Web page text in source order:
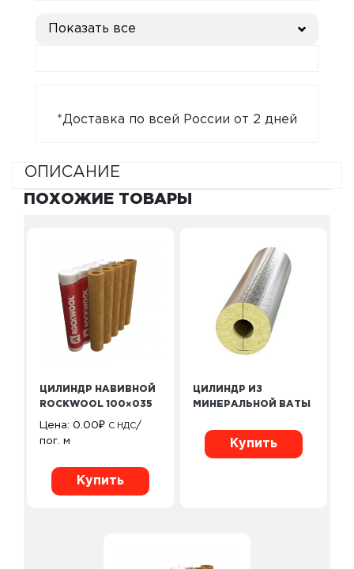
Показать все
*Доставка по всей России от 2 дней
ОПИСАНИЕ
ПОХОЖИЕ ТОВАРЫ
ЦИЛИНДР НАВИВНОЙ
ROCKWOOL 100×035
Цена: 0.00₽ С НДС/
пог. м
Купить
ЦИЛИНДР ИЗ
МИНЕРАЛЬНОЙ ВАТЫ
Купить